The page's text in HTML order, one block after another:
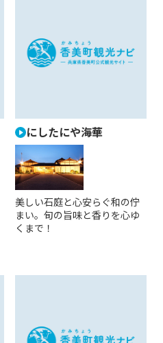
にしたにや海華
美しい石庭と心安らぐ和の佇
まい。旬の旨味と香りを心ゆ
くまで！